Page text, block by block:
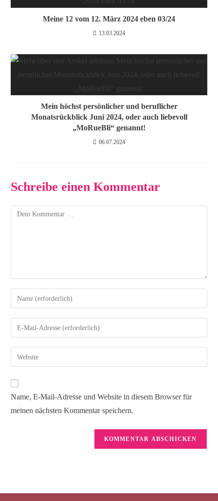
Meine 12 vom 12. März 2024 eben 03/24
13.03.2024
Mein höchst persönlicher und beruflicher
Monatsrückblick Juni 2024, oder auch liebevoll
„MoRueBli“ genannt!
06.07.2024
Schreibe einen Kommentar
Name, E-Mail-Adresse und Website in diesem Browser für
meinen nächsten Kommentar speichern.